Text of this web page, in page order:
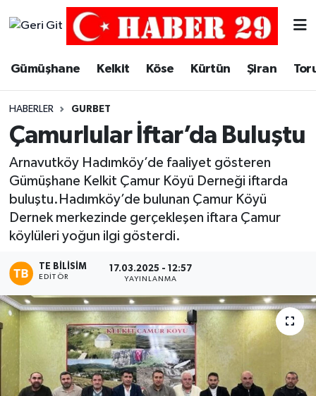
Gümüşhane Kelkit Köse Kürtün Şiran
HABERLER GURBET
Çamurlular İftar’da Buluştu
Arnavutköy Hadımköy’de faaliyet gösteren
Gümüşhane Kelkit Çamur Köyü Derneği iftarda
buluştu.Hadımköy’de bulunan Çamur Köyü
Dernek merkezinde gerçekleşen iftara Çamur
köylüleri yoğun ilgi gösterdi.
TE BILISIM
EDITÖR
17.03.2025 - 12:57
YAYINLANMA
Merkez Trafik Yoğunluk Haritası
Süper Lig Puan Durumu ve Fikstür
Tüm Manşetler
Son Dakika Haberleri
Haber Arşivi